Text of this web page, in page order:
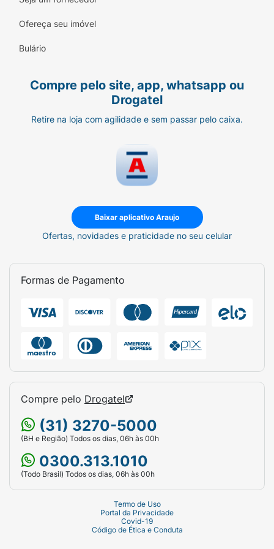
- Desenvolvido na França a partir de mais de
Conheça a linha completa Mustela:Cuidado
natural para a pele do bebê e toda a família,
desde o nascimento, com respeito ao planeta
Ofereça seu imóvel
Bulário
Compre pelo site, app, whatsapp ou
Drogatel
Retire na loja com agilidade e sem passar pelo caixa.
Baixar aplicativo Araujo
Ofertas, novidades e praticidade no seu celular
Formas de Pagamento
Compre pelo Drogatel
(31) 3270-5000
(BH e Região) Todos os dias, 06h às 00h
0300.313.1010
(Todo Brasil) Todos os dias, 06h às 00h
Termo de Uso
Portal da Privacidade
Covid-19
Código de Ética e Conduta